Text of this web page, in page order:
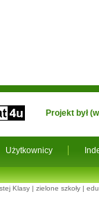
Użytkownicy
Projekt był
Klasy | zielone szkoły |